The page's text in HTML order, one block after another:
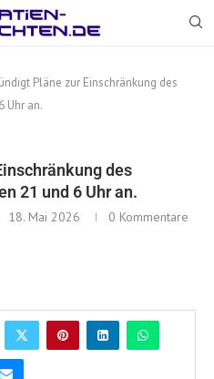
Pläne zur Einschränkung des
Uhr an.
des
21 und 6 Uhr an.
18. Mai 2026
0 Kommentare